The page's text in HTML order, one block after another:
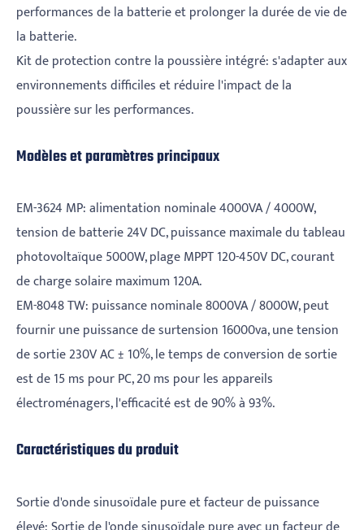
performances de la batterie et prolonger la durée de vie de
la batterie.
Kit de protection contre la poussière intégré: s'adapter aux
environnements difficiles et réduire l'impact de la
poussière sur les performances.
Modèles et paramètres principaux
EM-3624 MP: alimentation nominale 4000VA / 4000W,
tension de batterie 24V DC, puissance maximale du tableau
photovoltaïque 5000W, plage MPPT 120-450V DC, courant
de charge solaire maximum 120A.
EM-8048 TW: puissance nominale 8000VA / 8000W, peut
fournir une puissance de surtension 16000va, une tension
de sortie 230V AC ± 10%, le temps de conversion de sortie
est de 15 ms pour PC, 20 ms pour les appareils
électroménagers, l'efficacité est de 90% à 93%.
Caractéristiques du produit
Sortie d'onde sinusoïdale pure et facteur de puissance